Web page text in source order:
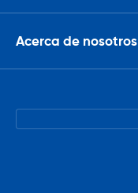
Acerca de nosotros